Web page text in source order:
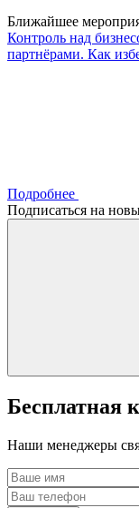
Ближайшее
Контроль над
партнёрами. Как
Подробнее
Подписаться на
Бесплатная
Наши менеджеры